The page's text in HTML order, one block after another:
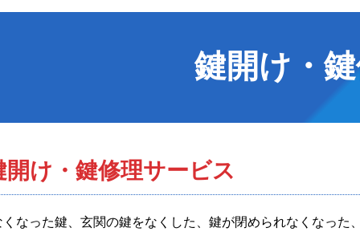
鍵開け・
開け・鍵修理サービス
くなった鍵、玄関の鍵をなくした、鍵が閉められなくなった